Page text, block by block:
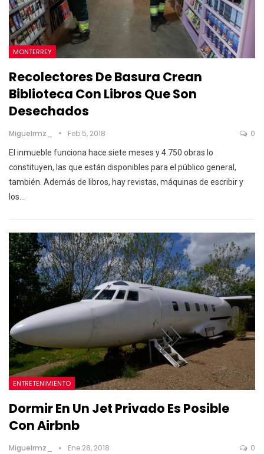
MONTERREY
Recolectores De Basura Crean
Biblioteca Con Libros Que Son
Desechados
Miguelrmz_ Feb 5, 2018 0
El inmueble funciona hace siete meses y 4.750 obras lo
constituyen, las que están disponibles para el público general,
también. Además de libros, hay revistas, máquinas de escribir y
los…
ENTRETENIMIENTO
Dormir En Un Jet Privado Es Posible
Con Airbnb
Miguelrmz_ Ene 28, 2018 0